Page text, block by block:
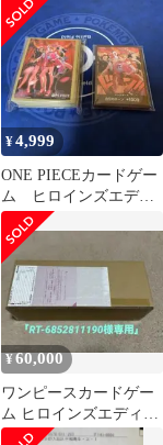
ーブ付き
¥4,999
ONE PIECEカードゲー
ム ヒロインズエディ
ション スリーブ&ド
ンカード
¥60,000
ワンピースカードゲー
ム ヒロインズエディシ
ョン スペシャルセット